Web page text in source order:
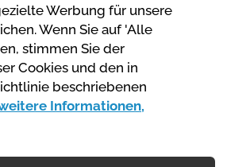
Les Prairies
Charcherie - la Haute Gréyère
Seyne Les Alpes
+33 (0)4 92 35 10 21
Werbung für unsere
Wenn Sie auf 'Alle
stimmen Sie der
Cookies und den in
beschriebenen
Informationen,